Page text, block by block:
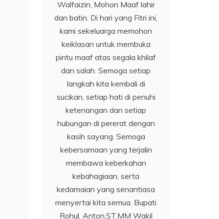
Walfaizin, Mohon Maaf lahir
dan batin. Di hari yang Fitri ini,
kami sekeluarga memohon
keiklasan untuk membuka
pintu maaf atas segala khilaf
dan salah. Semoga setiap
langkah kita kembali di
sucikan, setiap hati di penuhi
ketenangan dan setiap
hubungan di pererat dengan
kasih sayang. Semoga
kebersamaan yang terjalin
membawa keberkahan
kebahagiaan, serta
kedamaian yang senantiasa
menyertai kita semua. Bupati
Rohul, Anton,ST.MM Wakil